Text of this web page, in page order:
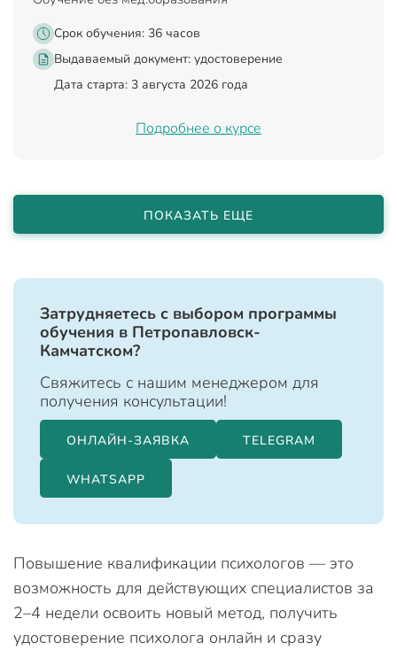
Срок обучения: 36 часов
Выдаваемый документ: удостоверение
Дата старта: 3 августа 2026 года
Подробнее о курсе
ПОКАЗАТЬ ЕЩЕ
Затрудняетесь с выбором программы
обучения в Петропавловск-
Камчатском?
Свяжитесь с нашим менеджером для
получения консультации!
ОНЛАЙН-ЗАЯВКА TELEGRAM
WHATSAPP
Повышение квалификации психологов — это
возможность для действующих специалистов за
2–4 недели освоить новый метод, получить
удостоверение психолога онлайн и сразу